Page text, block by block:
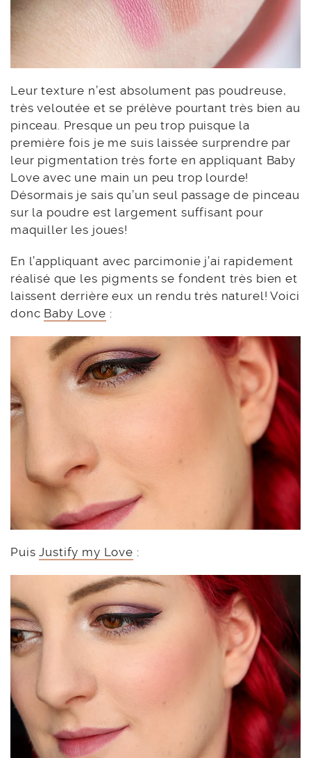
Leur texture n’est absolument pas poudreuse,
très veloutée et se prélève pourtant très bien au
pinceau. Presque un peu trop puisque la
première fois je me suis laissée surprendre par
leur pigmentation très forte en appliquant Baby
Love avec une main un peu trop lourde!
Désormais je sais qu’un seul passage de pinceau
sur la poudre est largement suffisant pour
maquiller les joues!
En l’appliquant avec parcimonie j’ai rapidement
réalisé que les pigments se fondent très bien et
laissent derrière eux un rendu très naturel! Voici
donc Baby Love :
PuisJustify my Love :